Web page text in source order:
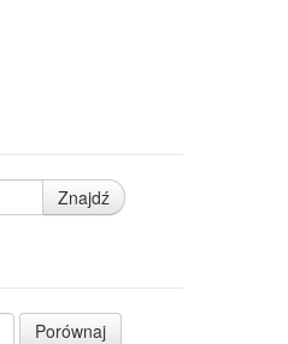
Znajdź
Porównaj